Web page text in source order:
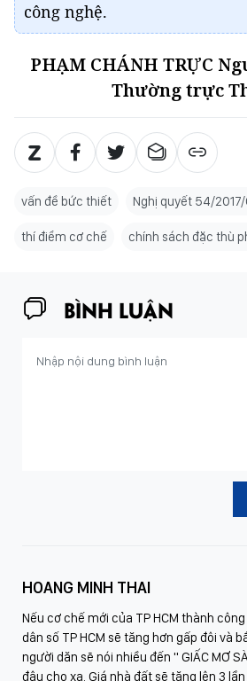
công nghệ.
PHẠM CHÁNH TRỰC
Thường trực
vấn đề bức thiết Nghị quyết 54/2017/
thí điểm cơ chế chính sách đặc thù
BÌNH LUẬN
HOANG MINH THAI
Nếu cơ chế mới của TP HCM thành
dân số TP HCM sẽ tăng hơn gấp đôi và
người dăn sẽ nói nhiều đến " GIẤC MƠ
đâu cho xa. Giá nhà đất sẽ tăng lên 3